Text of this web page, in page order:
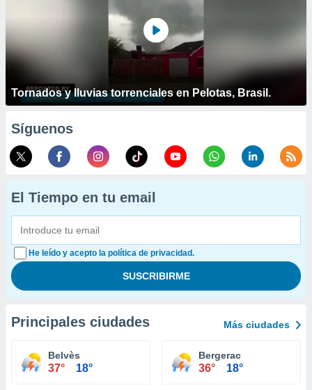
Tornados y lluvias torrenciales en Pelotas, Brasil.
Síguenos
El Tiempo en tu email
He leído y acepto la política de privacidad.
Principales ciudades Más ciudades
Belvès
37° 18°
Bergerac
36° 18°